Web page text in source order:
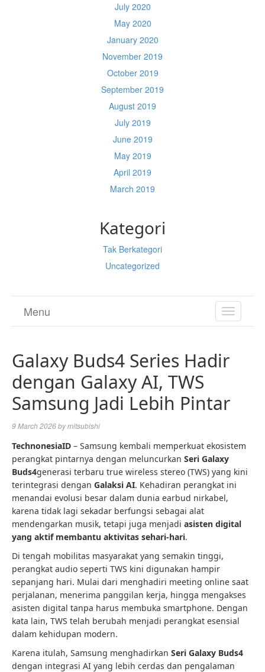
July 2020
May 2020
January 2020
November 2019
October 2019
September 2019
August 2019
July 2019
June 2019
May 2019
April 2019
March 2019
Kategori
Tak Berkategori
Uncategorized
TOGGLE
Menu
Galaxy Buds4 Series Hadir
dengan Galaxy AI, TWS
Samsung Jadi Lebih Pintar
9 March 2026bymitsubishi
TechnonesiaID – Samsung kembali memperkuat ekosistem
perangkat pintarnya dengan meluncurkan Seri Galaxy
Buds4generasi terbaru true wireless stereo (TWS) yang kini
terintegrasi dengan Galaksi AI. Kehadiran perangkat ini
menandai evolusi besar dalam dunia earbud nirkabel,
karena tidak lagi sekadar berfungsi sebagai alat
mendengarkan musik, tetapi juga menjadi asisten digital
yang aktif membantu aktivitas sehari-hari.
Di tengah mobilitas masyarakat yang semakin tinggi,
perangkat audio seperti TWS kini digunakan hampir
sepanjang hari. Mulai dari menghadiri meeting online saat
perjalanan, menerima panggilan kerja, hingga mengakses
asisten digital tanpa harus membuka smartphone. Dengan
kata lain, TWS telah berubah menjadi perangkat esensial
dalam kehidupan modern.
Karena itulah, Samsung menghadirkan Seri Galaxy Buds4
dengan integrasi AI yang lebih cerdas dan pengalaman